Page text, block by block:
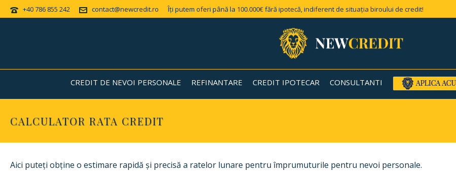
+40 786 855 242 contact@newcredit.ro Îți putem oferi până la 100.000€ fără ipotecă, indiferent de situația biroului de credit!
CREDIT DE NEVOI PERSONALE REFINANTARE CREDIT IPOTECAR CONSULTANTI
CALCULATOR RATA CREDIT
Aici puteți obține o estimare rapidă și precisă a ratelor lunare pentru împrumuturile pentru nevoi personale.